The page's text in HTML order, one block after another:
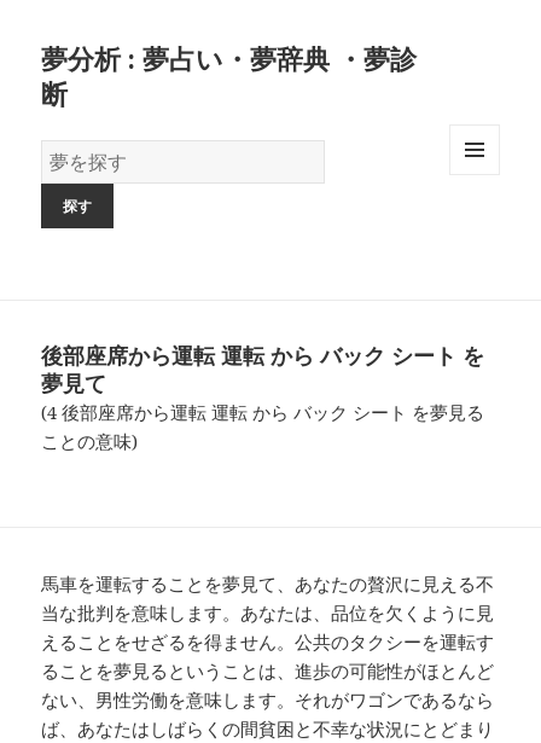
夢分析 : 夢占い・夢辞典 ・夢診
断
夢
の
後部座席から運転 運転 から バック シート を
夢見て
(4 後部座席から運転 運転 から バック シート を夢見る
ことの意味)
馬車を運転することを夢見て、あなたの贅沢に見える不
当な批判を意味します。あなたは、品位を欠くように見
えることをせざるを得ません。公共のタクシーを運転す
ることを夢見るということは、進歩の可能性がほとんど
ない、男性労働を意味します。それがワゴンであるなら
ば、あなたはしばらくの間貧困と不幸な状況にとどまり